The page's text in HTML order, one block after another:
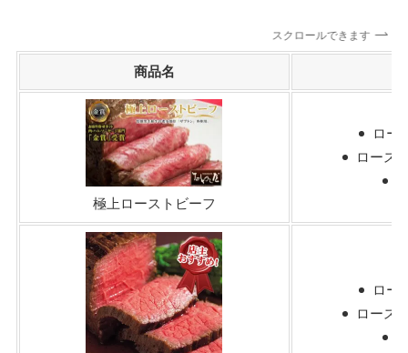
スクロールできます
商品名
極上ローストビーフ
ロー
ロース
ロー
ロース